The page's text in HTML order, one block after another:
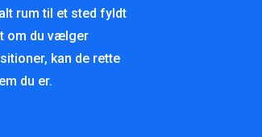
rum til et sted fyldt
om du vælger
kan de rette
du er.